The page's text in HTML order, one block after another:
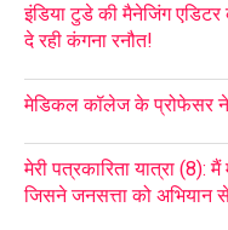
इंडिया टुडे की मैनेजिंग
दे रही कंगना रनौत!
मेडिकल कॉलेज के प्रोफेसर ने
मेरी पत्रकारिता यात्रा (8):
जिसने जनसत्ता को अभियान